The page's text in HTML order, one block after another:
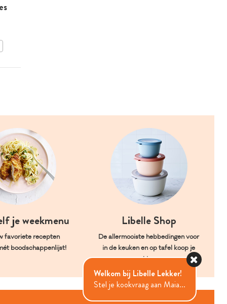
je weekmenu
favoriete recepten
boodschappenlijst!
Libelle Shop
De allermooiste hebbedingen voor
in de keuken en op tafel koop je
hier.
Welkom bij Libelle Lekker!
Stel je kookvraag aan Maia...